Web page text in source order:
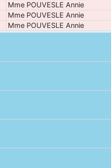
Mme POUVESLE Annie
Mme POUVESLE Annie
Mme POUVESLE Annie